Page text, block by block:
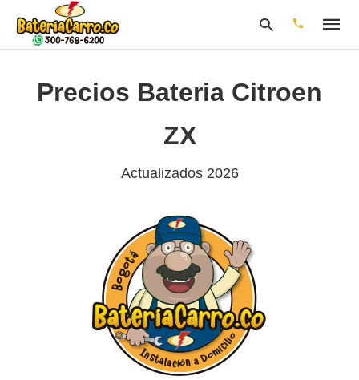
Precios Bateria Citroen
ZX
Actualizados 2026